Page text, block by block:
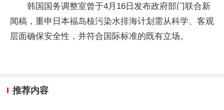
韩国国务调整室曾于4月16日发布政府部门联合新
闻稿，重申日本福岛核污染水排海计划需从科学、客观
层面确保安全性，并符合国际标准的既有立场。
推荐内容